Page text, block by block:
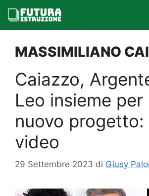
contenuto
MASSIMILIANO
Caiazzo,
Leo insieme per
nuovo progetto:
video
29 Settembre 2023 di Giusy